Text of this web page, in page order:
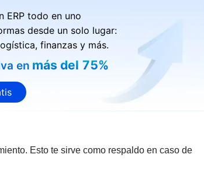
ERP todo en uno
desde un solo lugar:
finanzas y más.
en más del 75%
Esto te sirve como respaldo en caso de